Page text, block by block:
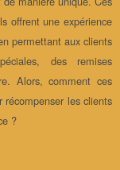
offrent une expérience
permettant aux clients
des remises
Alors, comment ces
les clients
?